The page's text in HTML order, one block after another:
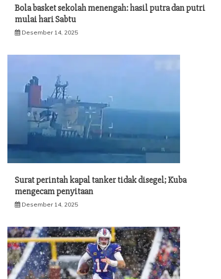
Bola basket sekolah menengah: hasil putra dan putri
mulai hari Sabtu
Desember 14, 2025
Surat perintah kapal tanker tidak disegel; Kuba
mengecam penyitaan
Desember 14, 2025